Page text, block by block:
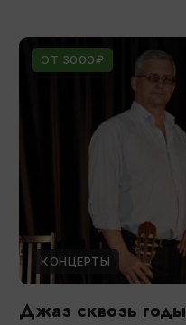
ОТ 3000₽
КОНЦЕРТЫ
Джаз сквозь годы